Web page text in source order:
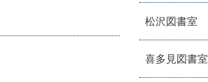
松沢図書室
喜多見図書室